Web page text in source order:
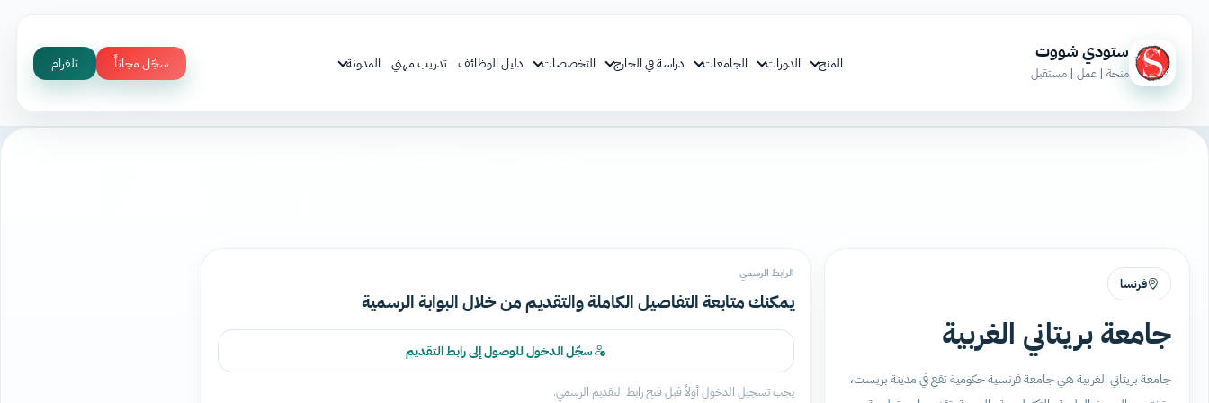
ستودي شووت
منحة | عمل | مستقبل
المنح الدورات الجامعات دراسة في الخارج التخصصات دليل الوظائف تدريب مهني المدونة سجّل مجاناً تلغرام
فرنسا
جامعة بريتاني الغربية
جامعة بريتاني الغربية هي جامعة فرنسية حكومية تقع في مدينة بريست،
الرابط الرسمي
يمكنك متابعة التفاصيل الكاملة والتقديم من خلال البوابة الرسمية
سجّل الدخول للوصول إلى رابط التقديم
يجب تسجيل الدخول أولاً قبل فتح رابط التقديم الرسمي.